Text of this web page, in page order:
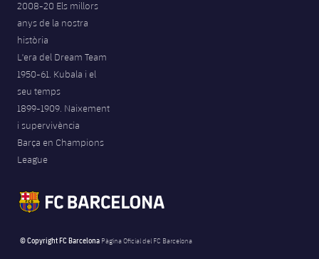
Resultats
Classificació
Fotos
Voleibol femení
PLUSICON
MÉS
VALORANT Rising
VALORANT Game Changers
eFootball
2008-20 Els millors
anys de la nostra
història
L'era del Dream Team
1950-61. Kubala i el
seu temps
1899-1909. Naixement
i supervivència
Barça en Champions
League
© Copyright FC Barcelona Pàgina Oficial del FC Barcelona